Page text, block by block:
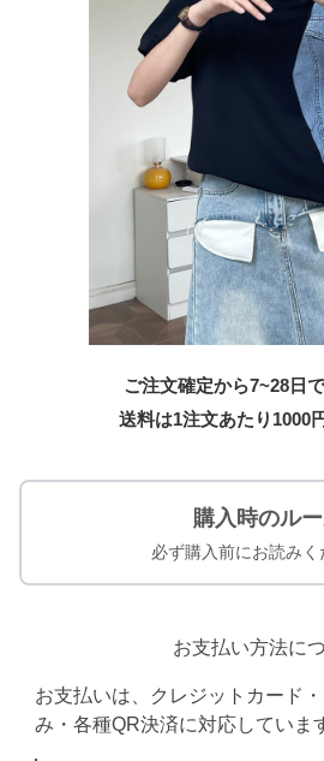
ご注文確定から7~28日
送料は1注文あたり 1000
購入時のル
必ず購入前にお読みく
お支払い方法に
お支払いは、クレジットカード
み・各種QR決済に対応していま